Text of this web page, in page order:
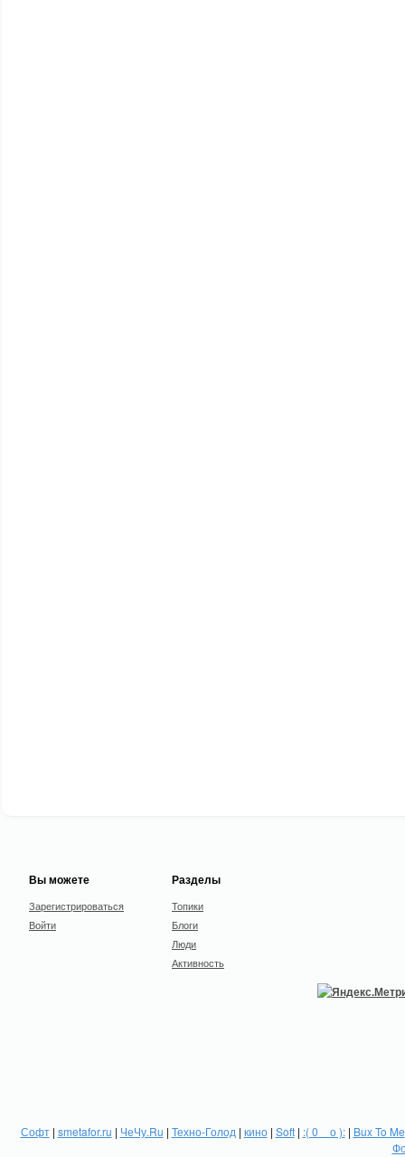
Вы можете
Зарегистрироваться
Войти
Разделы
Топики
Блоги
Люди
Активность
Софт| smetafor.ru | ЧеЧу.Ru | Техно-Голод | кино| Soft| :( 0 _ о ):| Bux To Me